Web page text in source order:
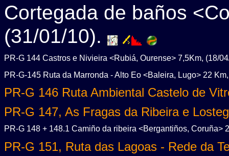
Cortegada de baños
(31/01/10).
PR-G 144 Castros e Nivieira <Rubiá, Ourense> 7,5Km, (18/
PR-G-145 Ruta da Marronda - Alto Eo <Baleira, Lugo> 22
PR-G 146 Ruta Ambiental Castelo de
PR-G 147, As Fragas da Ribeira e
PR-G 148 + 148.1 Camiño da ribeira <Bergantiños, Coruña>
PR-G 151, Ruta das Lagoas - Rede da